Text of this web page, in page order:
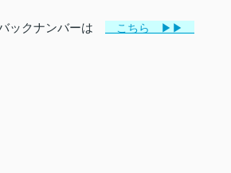
ックナンバーは こちら ▶▶